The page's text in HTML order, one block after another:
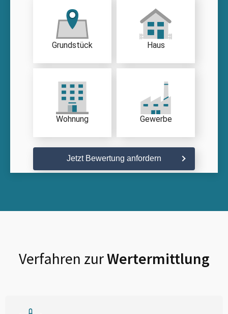
Grundstück Haus
Wohnung Gewerbe
Jetzt Bewertung anfordern
Verfahren zurWertermittlung